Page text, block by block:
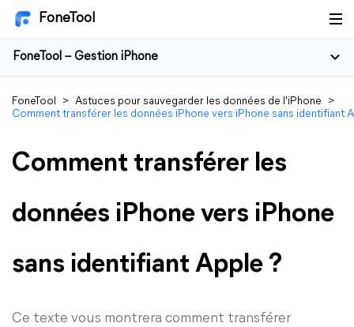
FoneTool
FoneTool – Gestion iPhone
FoneTool > Astuces pour sauvegarder les données de l'iPhone
>
Comment transférer les données iPhone vers iPhone sans identifiant
Comment transférer les
données iPhone vers iPhone
sans identifiant Apple ?
Ce texte vous montrera comment transférer